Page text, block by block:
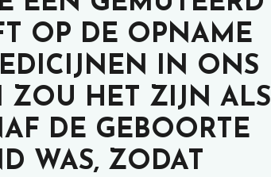
OP DE OPNAME
IN ONS
HET ZIJN ALS
DE GEBOORTE
WAS, ZODAT